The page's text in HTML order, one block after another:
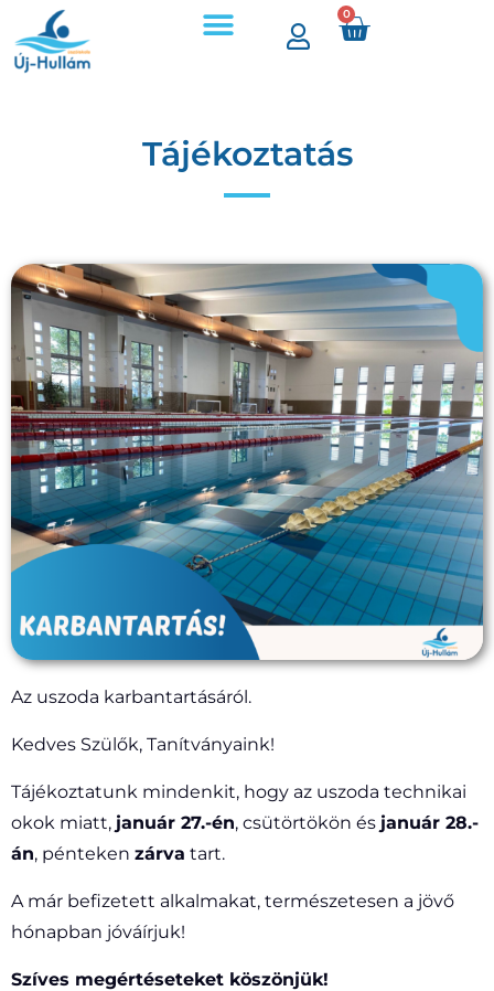
0
Tájékoztatás
Az uszoda karbantartásáról.
Kedves Szülők, Tanítványaink!
Tájékoztatunk mindenkit, hogy az uszoda technikai
okok miatt, január 27.-én, csütörtökön és január 28.-
án, pénteken zárva tart.
A már befizetett alkalmakat, természetesen a jövő
hónapban jóváírjuk!
Szíves megértéseteket köszönjük!